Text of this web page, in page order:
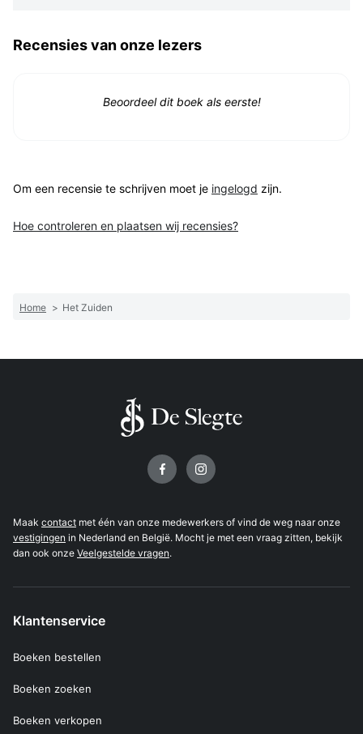
Recensies van onze lezers
Beoordeel dit boek als eerste!
Om een recensie te schrijven moet je ingelogd zijn.
Hoe controleren en plaatsen wij recensies?
Home > Het Zuiden
Maak contact met één van onze medewerkers of vind de weg naar onze
vestigingen in Nederland en België. Mocht je met een vraag zitten, bekijk
dan ook onze Veelgestelde vragen.
Klantenservice
Boeken bestellen
Boeken zoeken
Boeken verkopen